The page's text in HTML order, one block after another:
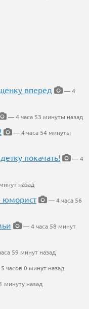
вперед
— 4
— 4 часа 53 минуты назад
— 4 часа 54 минуты
покачать!
— 4
назад
юморист
— 4 часа 56
— 4 часа 58 минут
59 минут назад
часов 0 минут назад
минуту назад